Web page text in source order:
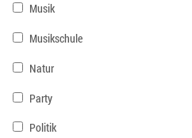
Musik
Musikschule
Natur
Party
Politik